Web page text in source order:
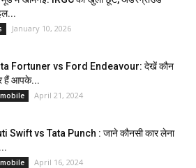
January 10, 2026
Fortuner vs Ford Endeavour: देखें कौन
हैं आपके...
April 21, 2024
Swift vs Tata Punch : जाने कौनसी कार लेना
April 16, 2024